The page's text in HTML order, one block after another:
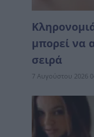
μπορεί να
σειρά
7 Αυγούστου 2026